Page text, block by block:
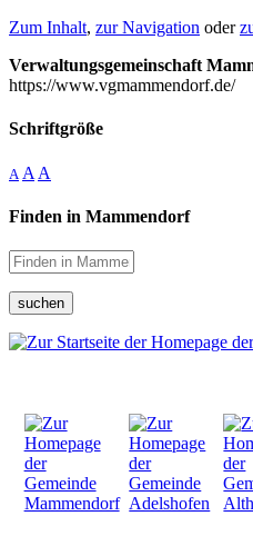
Zum Inhalt, zur Navigation oder
Verwaltungsgemeinschaft
https://www.vgmammendorf.de/
Schriftgröße
A A A
Finden in Mammendorf
suchen